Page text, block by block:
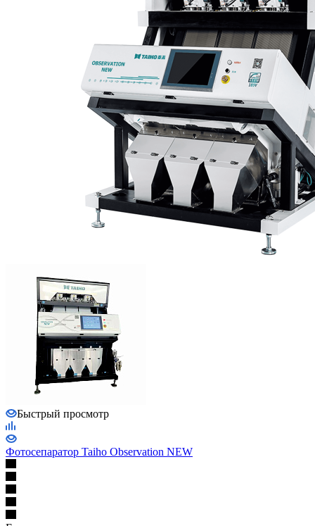
Быстрый просмотр
Фотосепаратор Taiho Observation NEW